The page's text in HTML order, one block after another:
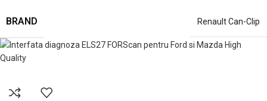
BRAND Renault Can-Clip